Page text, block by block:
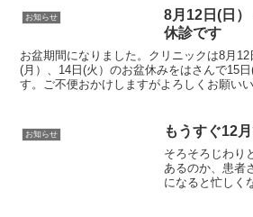
とくたびれてき
えさせてもらい
お知らせ
8月12日(日
休診です
お盆期間になりました。クリニックは8月12
(月）、14日(火）のお盆休みをはさんで15
す。ご不便おかけしますがよろしくお願い
お知らせ もうすぐ12
そろそろじわり
あるのか、患者
になると忙しく